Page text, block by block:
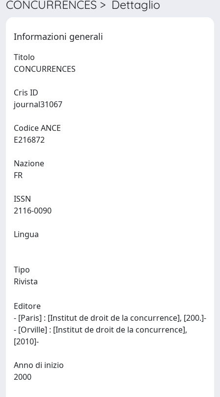
CONCURRENCES > Dettaglio
Informazioni generali
Titolo
Cris ID
Codice ANCE
Nazione
ISSN
Lingua
Tipo
Rivista
Editore
- [Paris] : [Institut de droit de la concurrence], [200.]-
- [Orville] : [Institut de droit de la concurrence],
Anno di inizio